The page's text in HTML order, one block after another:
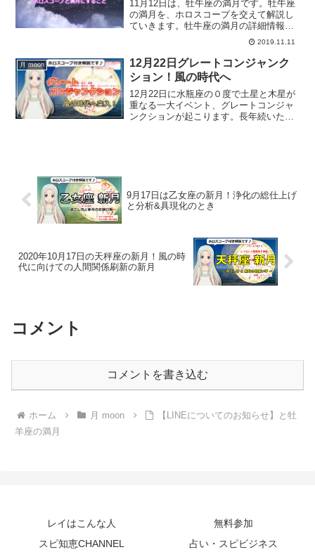
11月12日は、牡牛座の満月です。牡牛座
の満月を、ホロスコープを交えて解説し
ていきます。牡牛座の満月の詳細情報、
また、牡牛座の満月にすると良いことに
2019.11.11
月 moon
12月22日グレートコンジャンク
ション！風の時代へ
12月22日に水瓶座の０度で土星と木星が
重なる一大イベント、グレートコンジャ
ンクションが起こります。長年続いた地
9月17日は乙女座の新月！浄化の総仕上げ
と分析&具現化のとき
2020年10月17日の天秤座の新月！風の時
代に向けての人間関係刷新の新月
コメント
コメントを書き込む
ホーム 月 moon
【LINEについてのお知らせ】と牡
羊座の満月
レイはこんな人
無料参加
スピ知恵CHANNEL
占い・スピビジネス